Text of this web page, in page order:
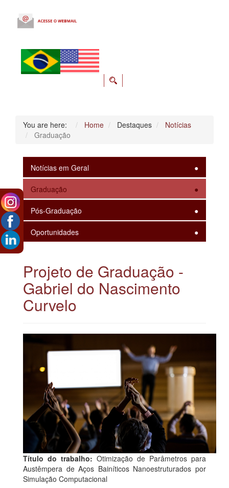
You are here: Home Destaques
Notícias
Graduação
Notícias em Geral
Graduação
Pós-Graduação
Oportunidades
Projeto de Graduação -
Gabriel do Nascimento
Curvelo
Título do trabalho: Otimização de Parâmetros para
Austêmpera de Aços Bainíticos Nanoestruturados por
Simulação Computacional